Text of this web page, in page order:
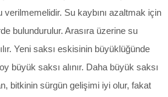
verilmemelidir. Su kaybını azaltmak için
bulundurulur. Arasıra üzerine su
Yeni saksı eskisinin büyüklüğünde
büyük saksı alınır. Daha büyük saksı
bitkinin sürgün gelişimi iyi olur, fakat